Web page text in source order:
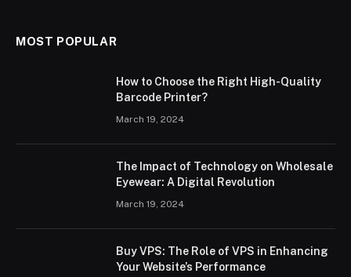
MOST POPULAR
How to Choose the Right High-Quality
Barcode Printer?
March 19, 2024
The Impact of Technology on Wholesale
Eyewear: A Digital Revolution
March 19, 2024
Buy VPS: The Role of VPS in Enhancing
Your Website’s Performance